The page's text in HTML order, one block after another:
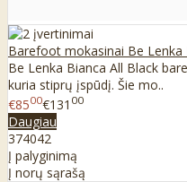
Barefoot mokasinai Be Lenka
Be Lenka Bianca All Black
kuria stiprų įspūdį. Šie mo..
€8500€131 00
Daugiau
374042
Į palyginimą
Į norų sąrašą